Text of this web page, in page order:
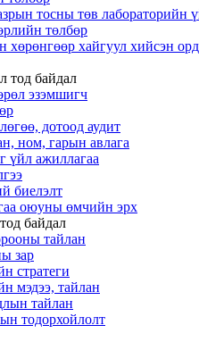
тосны төв лабораторийн
төлбөр
хөрөнгөөр хайгуул хийсэн
тод байдал
эзэмшигч
дотоод аудит
ном, гарын авлага
үйл ажиллагаа
биелэлт
оюуны өмчийн эрх
байдал
тайлан
зар
стратеги
мэдээ, тайлан
тайлан
тодорхойлолт